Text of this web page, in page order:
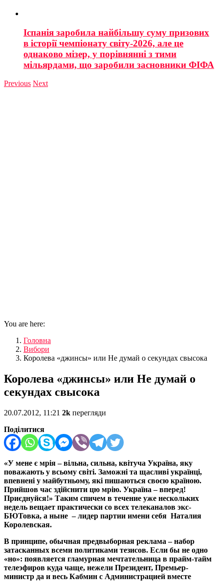
Іспанія заробила найбільшу суму призових
в історії чемпіонату світу-2026, але це
однаково мізер, у порівнянні з тими
мільярдами, що заробили засновники ФІФА
Previous Next
You are here:
Головна
Вибори
Королева «джинсы» или Не думай о секундах свысока
Королева «джинсы» или Не думай о
секундах свысока
20.07.2012, 11:21 2k перегляди
Поділитися
«У мене є мрія – вільна, сильна, квітуча Україна, яку
поважають у всьому світі. Заможні та щасливі українці,
впевнені у майбутньому, які пишаються своєю країною.
Прийшов час здійснити цю мрію. Україна – вперед!
Приєднуйся!» Таким спичем в течение уже нескольких
недель вещает практически со всех телеканалов экс-
БЮТовка, а ныне – лидер партии имени себя Наталия
Королевская.
В принципе, обычная предвыборная реклама – набор
затасканных всеми политиками тезисов. Если бы не одно
«но»: появляется гламурная мечтательница в прайм-тайм
телеэфиров куда чаще, нежели Президент, Премьер-
министр да и весь Кабмин с Администрацией вместе